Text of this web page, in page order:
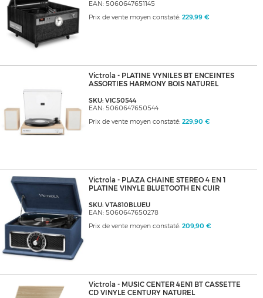
EAN: 5060647651145
Prix de vente moyen constaté: 229,99 €
Victrola - PLATINE VYNILES BT ENCEINTES
ASSORTIES HARMONY BOIS NATUREL
SKU: VIC50544
EAN: 5060647650544
Prix de vente moyen constaté: 229,90 €
Victrola - PLAZA CHAINE STEREO 4 EN 1
PLATINE VINYLE BLUETOOTH EN CUIR
SKU: VTA810BLUEU
EAN: 5060647650278
Prix de vente moyen constaté: 209,90 €
Victrola - MUSIC CENTER 4EN1 BT CASSETTE
CD VINYLE CENTURY NATUREL